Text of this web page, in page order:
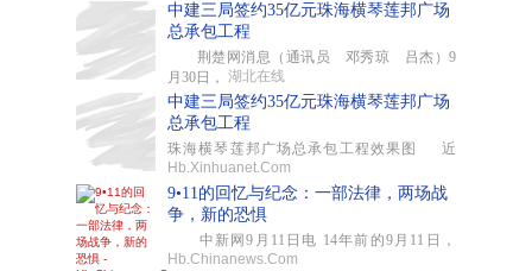
中建三局签约35亿元珠海横琴莲邦广场
总承包工程
荆楚网消息（通讯员 邓秀琼 吕杰）9
月30日， 湖北在线
中建三局签约35亿元珠海横琴莲邦广场
总承包工程
珠海横琴莲邦广场总承包工程效果图 近
Hb.Xinhuanet.Com
9•11的回忆与纪念：一部法律，两场战
争，新的恐惧
中新网9月11日电 14年前的9月11日，
Hb.Chinanews.Com